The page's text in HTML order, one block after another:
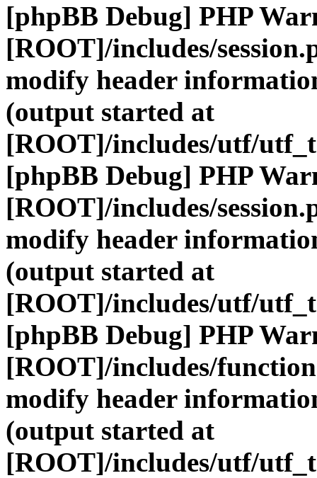
[phpBB Debug] PHP
[ROOT]/includes/
modify header
(output started at
[ROOT]/includes/utf/
[phpBB Debug] PHP
[ROOT]/includes/
modify header
(output started at
[ROOT]/includes/utf/
[phpBB Debug] PHP
[ROOT]/includes/
modify header
(output started at
[ROOT]/includes/utf/